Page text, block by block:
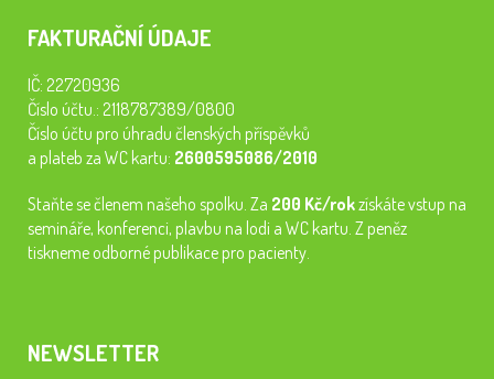
FAKTURAČNÍ ÚDAJE
IČ: 22720936
Číslo účtu.: 2118787389/0800
Číslo účtu pro úhradu členských příspěvků
a plateb za WC kartu: 2600595086/2010
Staňte se členem našeho spolku. Za 200 Kč/rokzískáte vstup na
semináře, konferenci, plavbu na lodi a WC kartu. Z peněz
tiskneme odborné publikace pro pacienty.
NEWSLETTER